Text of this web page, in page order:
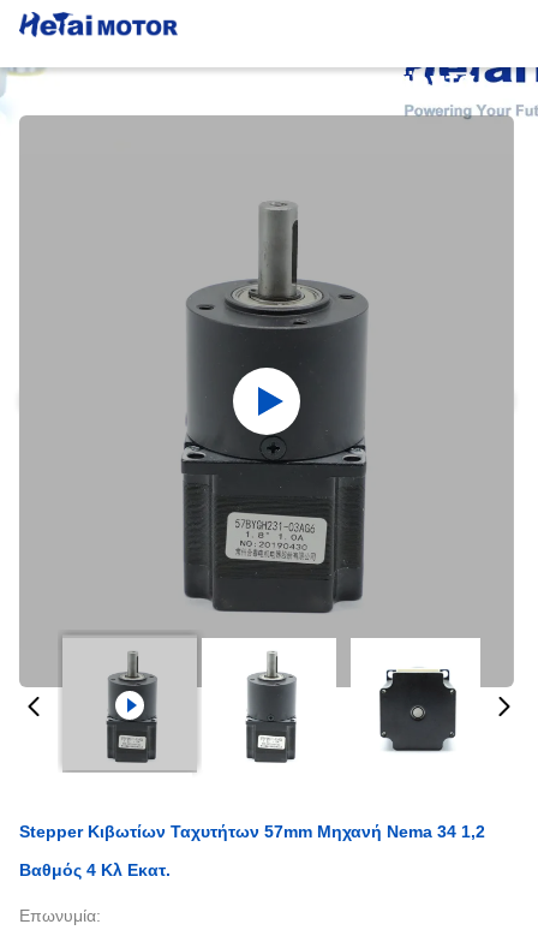
Λεπτομέρειες Για Τα Προϊόντα
Stepper Κιβωτίων Ταχυτήτων 57mm Μηχανή Nema 34 1,2
Βαθμός 4 Κλ Εκατ.
Επωνυμία: